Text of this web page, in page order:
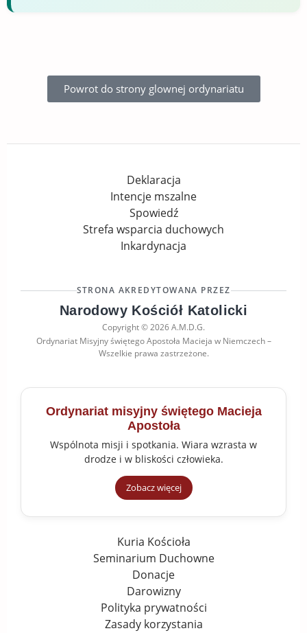
Powrot do strony glownej ordynariatu
Deklaracja
Intencje mszalne
Spowiedź
Strefa wsparcia duchowych
Inkardynacja
STRONA AKREDYTOWANA PRZEZ
Narodowy Kościół Katolicki
Copyright © 2026 A.M.D.G.
Ordynariat Misyjny świętego Apostoła Macieja w Niemczech –
Wszelkie prawa zastrzeżone.
Ordynariat misyjny świętego Macieja
Apostoła
Wspólnota misji i spotkania. Wiara wzrasta w
drodze i w bliskości człowieka.
Zobacz więcej
Kuria Kościoła
Seminarium Duchowne
Donacje
Darowizny
Polityka prywatności
Zasady korzystania